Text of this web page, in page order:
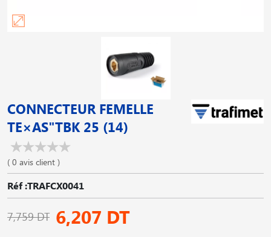
CONNECTEUR FEMELLE
TE×AS"TBK 25 (14)
( 0 avis client )
Réf :TRAFCX0041
7,759 DT 6,207 DT